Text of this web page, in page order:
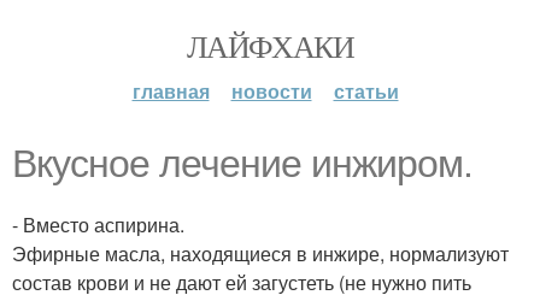
ЛАЙФХАКИ
главная новости статьи
Вкусное лечение инжиром.
- Вместо аспирина.
Эфирные масла, находящиеся в инжире, нормализуют
состав крови и не дают ей загустеть (не нужно пить